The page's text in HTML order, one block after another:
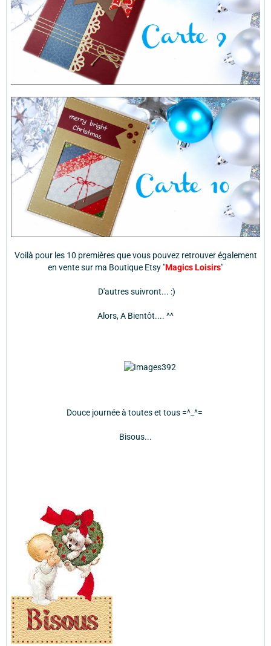
Voilà pour les 10 premières que vous pouvez retrouver également
en vente sur ma Boutique Etsy "Magics Loisirs"
D'autres suivront... :)
Alors, A Bientôt.... ^^
Douce journée à toutes et tous =^_^=
Bisous...